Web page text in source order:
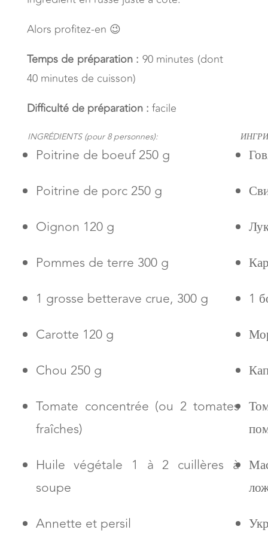
Alors profitez-en 😉
Temps de préparation : 90 minutes (dont
40 minutes de cuisson)
Difficulté de préparation : facile
INGRÉDIENTS (pour 8 personnes):
Poitrine de boeuf 250 g
Poitrine de porc 250 g
Oignon 120 g
Pommes de terre 300 g
1 grosse betterave crue, 300 g
Carotte 120 g
Chou 250 g
Tomate concentrée (ou 2 tomates
fraîches)
Huile végétale 1 à 2 cuillères à
soupe
Annette et persil
1